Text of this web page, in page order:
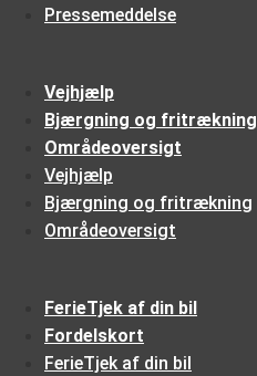
Pressemeddelse
Vejhjælp
Bjærgning og fritrækning
Områdeoversigt
Vejhjælp
Bjærgning og fritrækning
Områdeoversigt
FerieTjek af din bil
Fordelskort
FerieTjek af din bil